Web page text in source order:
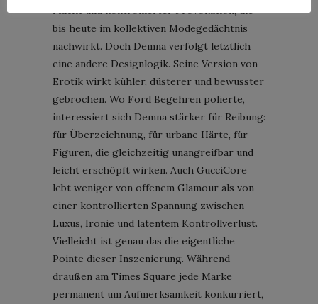
Macht und kontrollierter Provokation, die
bis heute im kollektiven Modegedächtnis
nachwirkt. Doch Demna verfolgt letztlich
eine andere Designlogik. Seine Version von
Erotik wirkt kühler, düsterer und bewusster
gebrochen. Wo Ford Begehren polierte,
interessiert sich Demna stärker für Reibung:
für Überzeichnung, für urbane Härte, für
Figuren, die gleichzeitig unangreifbar und
leicht erschöpft wirken. Auch GucciCore
lebt weniger von offenem Glamour als von
einer kontrollierten Spannung zwischen
Luxus, Ironie und latentem Kontrollverlust.
Vielleicht ist genau das die eigentliche
Pointe dieser Inszenierung. Während
draußen am Times Square jede Marke
permanent um Aufmerksamkeit konkurriert,